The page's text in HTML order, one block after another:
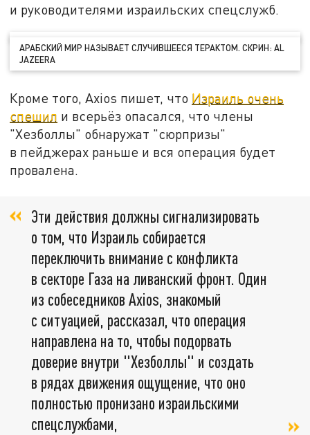
и руководителями израильских спецслужб.
АРАБСКИЙ МИР НАЗЫВАЕТ СЛУЧИВШЕЕСЯ ТЕРАКТОМ. СКРИН: AL
JAZEERA
Кроме того, Axios пишет, что Израиль очень
спешил и всерьёз опасался, что члены
"Хезболлы" обнаружат "сюрпризы"
в пейджерах раньше и вся операция будет
провалена.
Эти действия должны сигнализировать
о том, что Израиль собирается
переключить внимание с конфликта
в секторе Газа на ливанский фронт. Один
из собеседников Axios, знакомый
с ситуацией, рассказал, что операция
направлена на то, чтобы подорвать
доверие внутри "Хезболлы" и создать
в рядах движения ощущение, что оно
полностью пронизано израильскими
спецслужбами,